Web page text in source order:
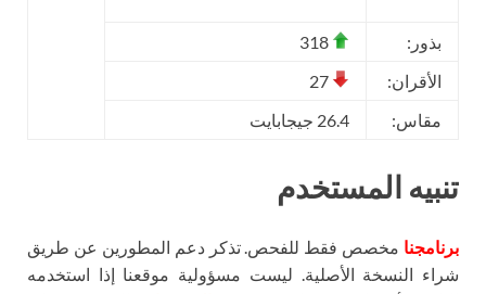
بذور:
الأقران:
مقاس:
26.4 جيجابايت
تنبيه المستخدم
برنامجنا مخصص فقط للفحص. تذكر دعم المطورين عن طريق
شراء النسخة الأصلية. ليست مسؤولية موقعنا إذا استخدمه